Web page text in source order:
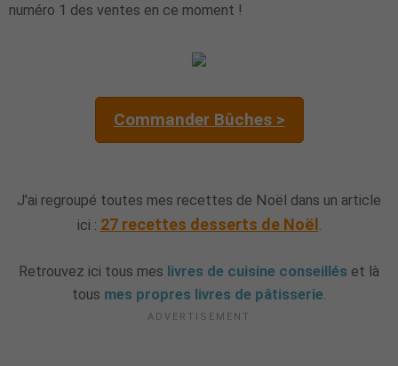
numéro 1 des ventes en ce moment !
Commander Bûches >
J'ai regroupé toutes mes recettes de Noël dans un article
ici : 27 recettes desserts de Noël.
Retrouvez ici tous mes livres de cuisine conseillés et là
tous mes propres livres de pâtisserie.